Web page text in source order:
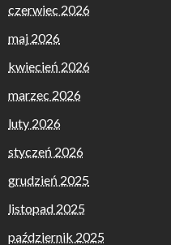
czerwiec 2026
maj 2026
kwiecień 2026
marzec 2026
luty 2026
styczeń 2026
grudzień 2025
listopad 2025
październik 2025